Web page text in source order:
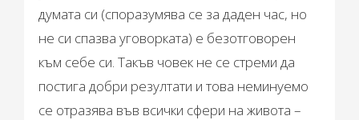
думата си (споразумява се за даден час, но
не си спазва уговорката) е безотговорен
към себе си. Такъв човек не се стреми да
постига добри резултати и това неминуемо
се отразява във всички сфери на живота –